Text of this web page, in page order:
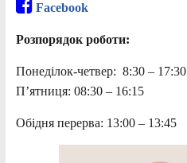
Facebook
Розпорядок роботи:
Понеділок-четвер: 8:30 – 17:30
П’ятниця: 08:30 – 16:15
Обідня перерва: 13:00 – 13:45